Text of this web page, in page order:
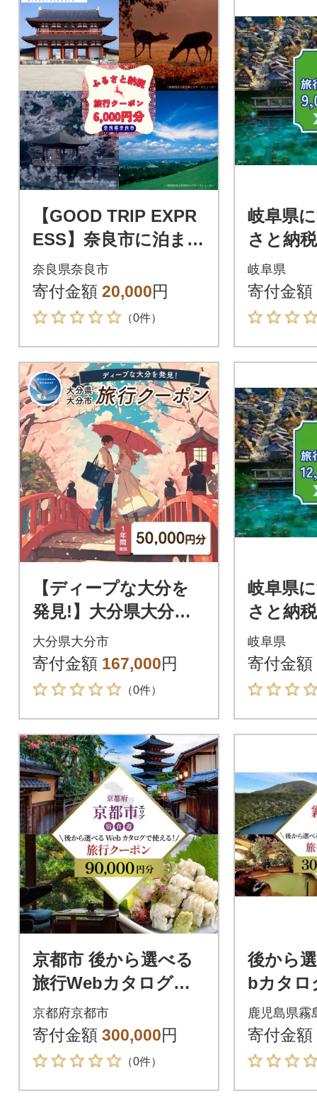
【GOOD TRIP EXPR
ESS】奈良市に泊まる
旅行クーポン【6,000
円分】
奈良県奈良市
寄付金額 20,000円
（0件）
岐阜県
さと納
ン9,000
岐阜県
寄付金額
【ディープな大分を
発見!】大分県大分市
で使えるトラベルク
ーポン 【50,000円
分】_O02057
大分県大分市
寄付金額 167,000円
（0件）
岐阜県
さと納
ン
岐阜県
寄付金額
京都市 後から選べる
旅行Webカタログで
使える!旅行クーポン
(90,000円分)
京都府京都市
寄付金額 300,000円
（0件）
後から
bカタロ
旅行ク
円分)【
鹿児島県霧
寄付金額